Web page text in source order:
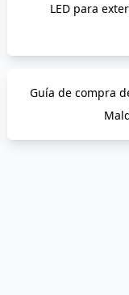
LED para
Guía de compra